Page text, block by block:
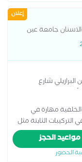
ومواكبة
إعلان
جامعة عين
شارع
المغربي
مهارة في
الثابتة مثل
الجزئية
والعلاجية خبرة في
المريض وجودة العلاج
مواعيد الحجز
الحضور